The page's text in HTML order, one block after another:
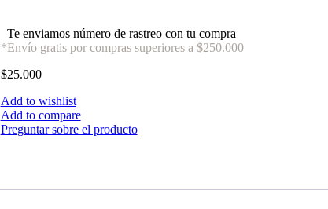
Te enviamos número de rastreo con tu compra
*Envío gratis por compras superiores a $250.000
$25.000
Add to wishlist
Add to compare
Preguntar sobre el producto